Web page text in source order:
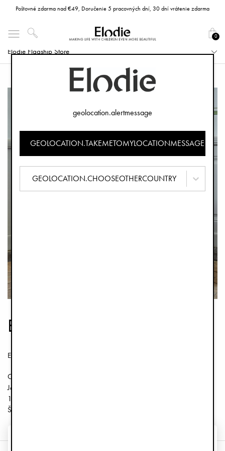
Poštovné zdarma nad €49, Doručenie 5 pracovných dní, 30 dní vrátenie zdarma
0
Elodie Flagship Store
Elodie Flagship Store
Elodie Details AB
Org. 556745-7295
Jakobsbergsgatan 16
111 44 ​​Štokholm
Švédsko
geolocation.alertmessage
GEOLOCATION.TAKEMETOMYLOCATIONMESSAGE
GEOLOCATION.CHOOSEOTHERCOUNTRY